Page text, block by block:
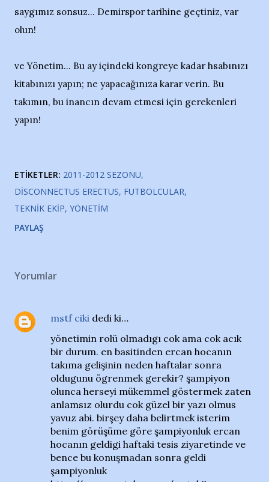
saygımız sonsuz... Demirspor tarihine geçtiniz, var
olun!
ve Yönetim... Bu ay içindeki kongreye kadar hsabınızı
kitabınızı yapın; ne yapacağınıza karar verin. Bu
takımın, bu inancın devam etmesi için gerekenleri
yapın!
ETIKETLER: 2011-2012 SEZONU
DISCONNECTUS ERECTUS FUTBOLCULAR
TEKNIK EKIP YÖNETIM
PAYLAŞ
Yorumlar
mstf ciki dedi ki…
yönetimin rolü olmadıgı cok ama cok acık
bir durum. en basitinden ercan hocanın
takıma gelişinin neden haftalar sonra
oldugunu ögrenmek gerekir? şampiyon
olunca herseyi mükemmel göstermek zaten
anlamsız olurdu cok güzel bir yazı olmus
yavuz abi. birşey daha belirtmek isterim
benim görüşüme göre şampiyonluk ercan
hocanın geldigi haftaki tesis ziyaretinde ve
bence bu konuşmadan sonra geldi
şampiyonluk